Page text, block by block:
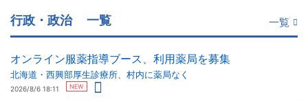
行政・政治 一覧 一覧
オンライン服薬指導ブース、利用薬局を募集
北海道・西興部厚生診療所、村内に薬局なく
2026/8/6 18:11 NEW